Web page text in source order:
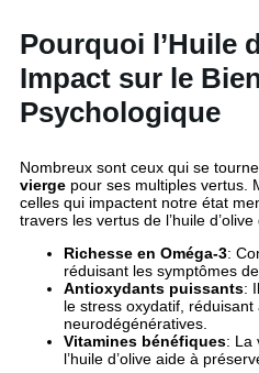
Pourquoi l’Huile
Impact sur le
Psychologique
Nombreux sont ceux qui se
vierge pour ses multiples vertus.
celles qui impactent notre état
travers les vertus de l’huile d’olive
Richesse en Oméga-3:
réduisant les symptômes
Antioxydants puissants:
le stress oxydatif,
neurodégénératives.
Vitamines bénéfiques: La
l’huile d’olive aide à